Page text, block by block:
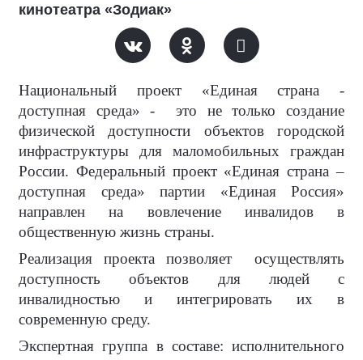
кинотеатра «Зодиак»
Национальный проект «Единая страна -
доступная среда» -
это не только создание
физической доступности объектов городской
инфраструктуры для маломобильных граждан
России. Федеральный проект «Единая страна –
доступная среда» партии «Единая Россия»
направлен на вовлечение инвалидов в
общественную жизнь страны.
Реализация проекта позволяет
осуществлять
доступность объектов для людей с
инвалидностью и интегрировать их в
современную среду.
Экспертная группа в составе: исполнительного